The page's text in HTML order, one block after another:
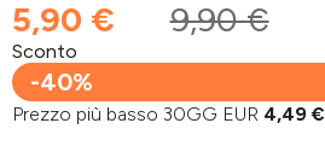
5,90 € 9,90 €
Sconto
-40%
Prezzo più basso 30GG EUR 4,49 €